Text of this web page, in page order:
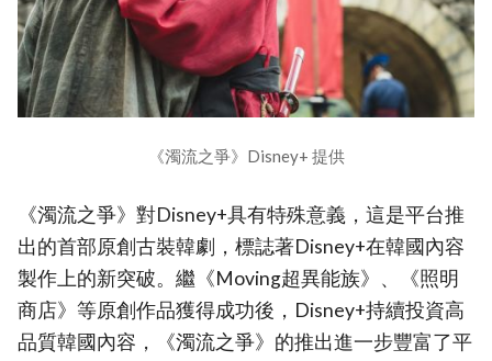
《濁流之爭》Disney+ 提供
《濁流之爭》對Disney+具有特殊意義，這是平台推
出的首部原創古裝韓劇，標誌著Disney+在韓國內容
製作上的新突破。繼《Moving超異能族》、《照明
商店》等原創作品獲得成功後，Disney+持續投資高
品質韓國內容，《濁流之爭》的推出進一步豐富了平